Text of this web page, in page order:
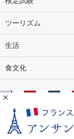
ツーリズム
生活
食文化
×